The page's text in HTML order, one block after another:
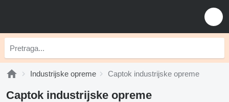
Industrijske opreme Captok industrijske opreme
Captok industrijske opreme